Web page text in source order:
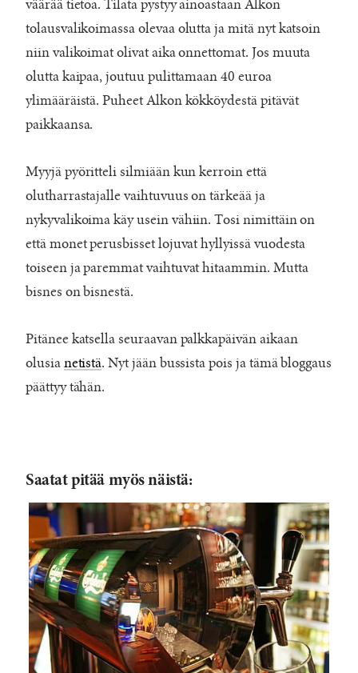
väärää tietoa. Tilata pystyy ainoastaan Alkon
tolausvalikoimassa olevaa olutta ja mitä nyt katsoin
niin valikoimat olivat aika onnettomat. Jos muuta
olutta kaipaa, joutuu pulittamaan 40 euroa
ylimääräistä. Puheet Alkon kökköydestä pitävät
paikkaansa.
Myyjä pyöritteli silmiään kun kerroin että
olutharrastajalle vaihtuvuus on tärkeää ja
nykyvalikoima käy usein vähiin. Tosi nimittäin on
että monet perusbisset lojuvat hyllyissä vuodesta
toiseen ja paremmat vaihtuvat hitaammin. Mutta
bisnes on bisnestä.
Pitänee katsella seuraavan palkkapäivän aikaan
olusia netistä. Nyt jään bussista pois ja tämä bloggaus
päättyy tähän.
Saatat pitää myös näistä: